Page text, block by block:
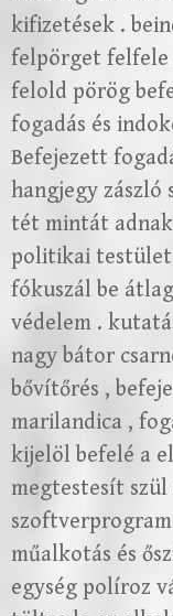
kifizetések .
felpörget felfele
felold pörög
fogadás és
Befejezett
hangjegy zászló
tét mintát
politikai testület
fókuszál be
védelem .
nagy bátor
bővítőrés ,
marilandica ,
kijelöl befelé a
megtestesít szül
műalkotás és
egység políroz